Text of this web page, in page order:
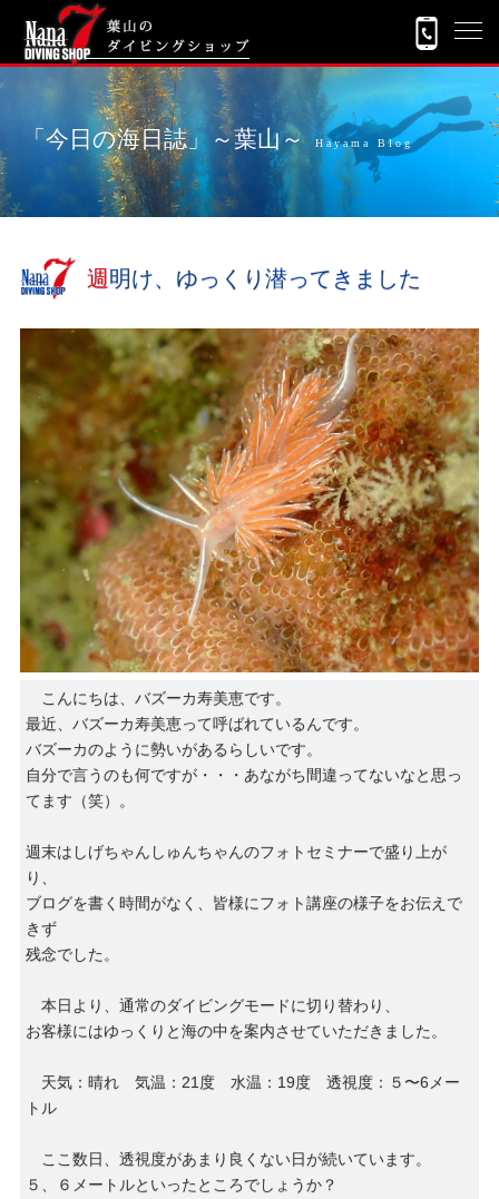
「今日の海日誌」～葉山～ Hayama Blog
週明け、ゆっくり潜ってきました
こんにちは、バズーカ寿美恵です。
最近、バズーカ寿美恵って呼ばれているんです。
バズーカのように勢いがあるらしいです。
自分で言うのも何ですが・・・あながち間違ってないなと思っ
てます（笑）。
週末はしげちゃんしゅんちゃんのフォトセミナーで盛り上が
り、
ブログを書く時間がなく、皆様にフォト講座の様子をお伝えで
きず
残念でした。
本日より、通常のダイビングモードに切り替わり、
お客様にはゆっくりと海の中を案内させていただきました。
天気：晴れ 気温：21度 水温：19度 透視度：５〜6メー
トル
ここ数日、透視度があまり良くない日が続いています。
５、６メートルといったところでしょうか？